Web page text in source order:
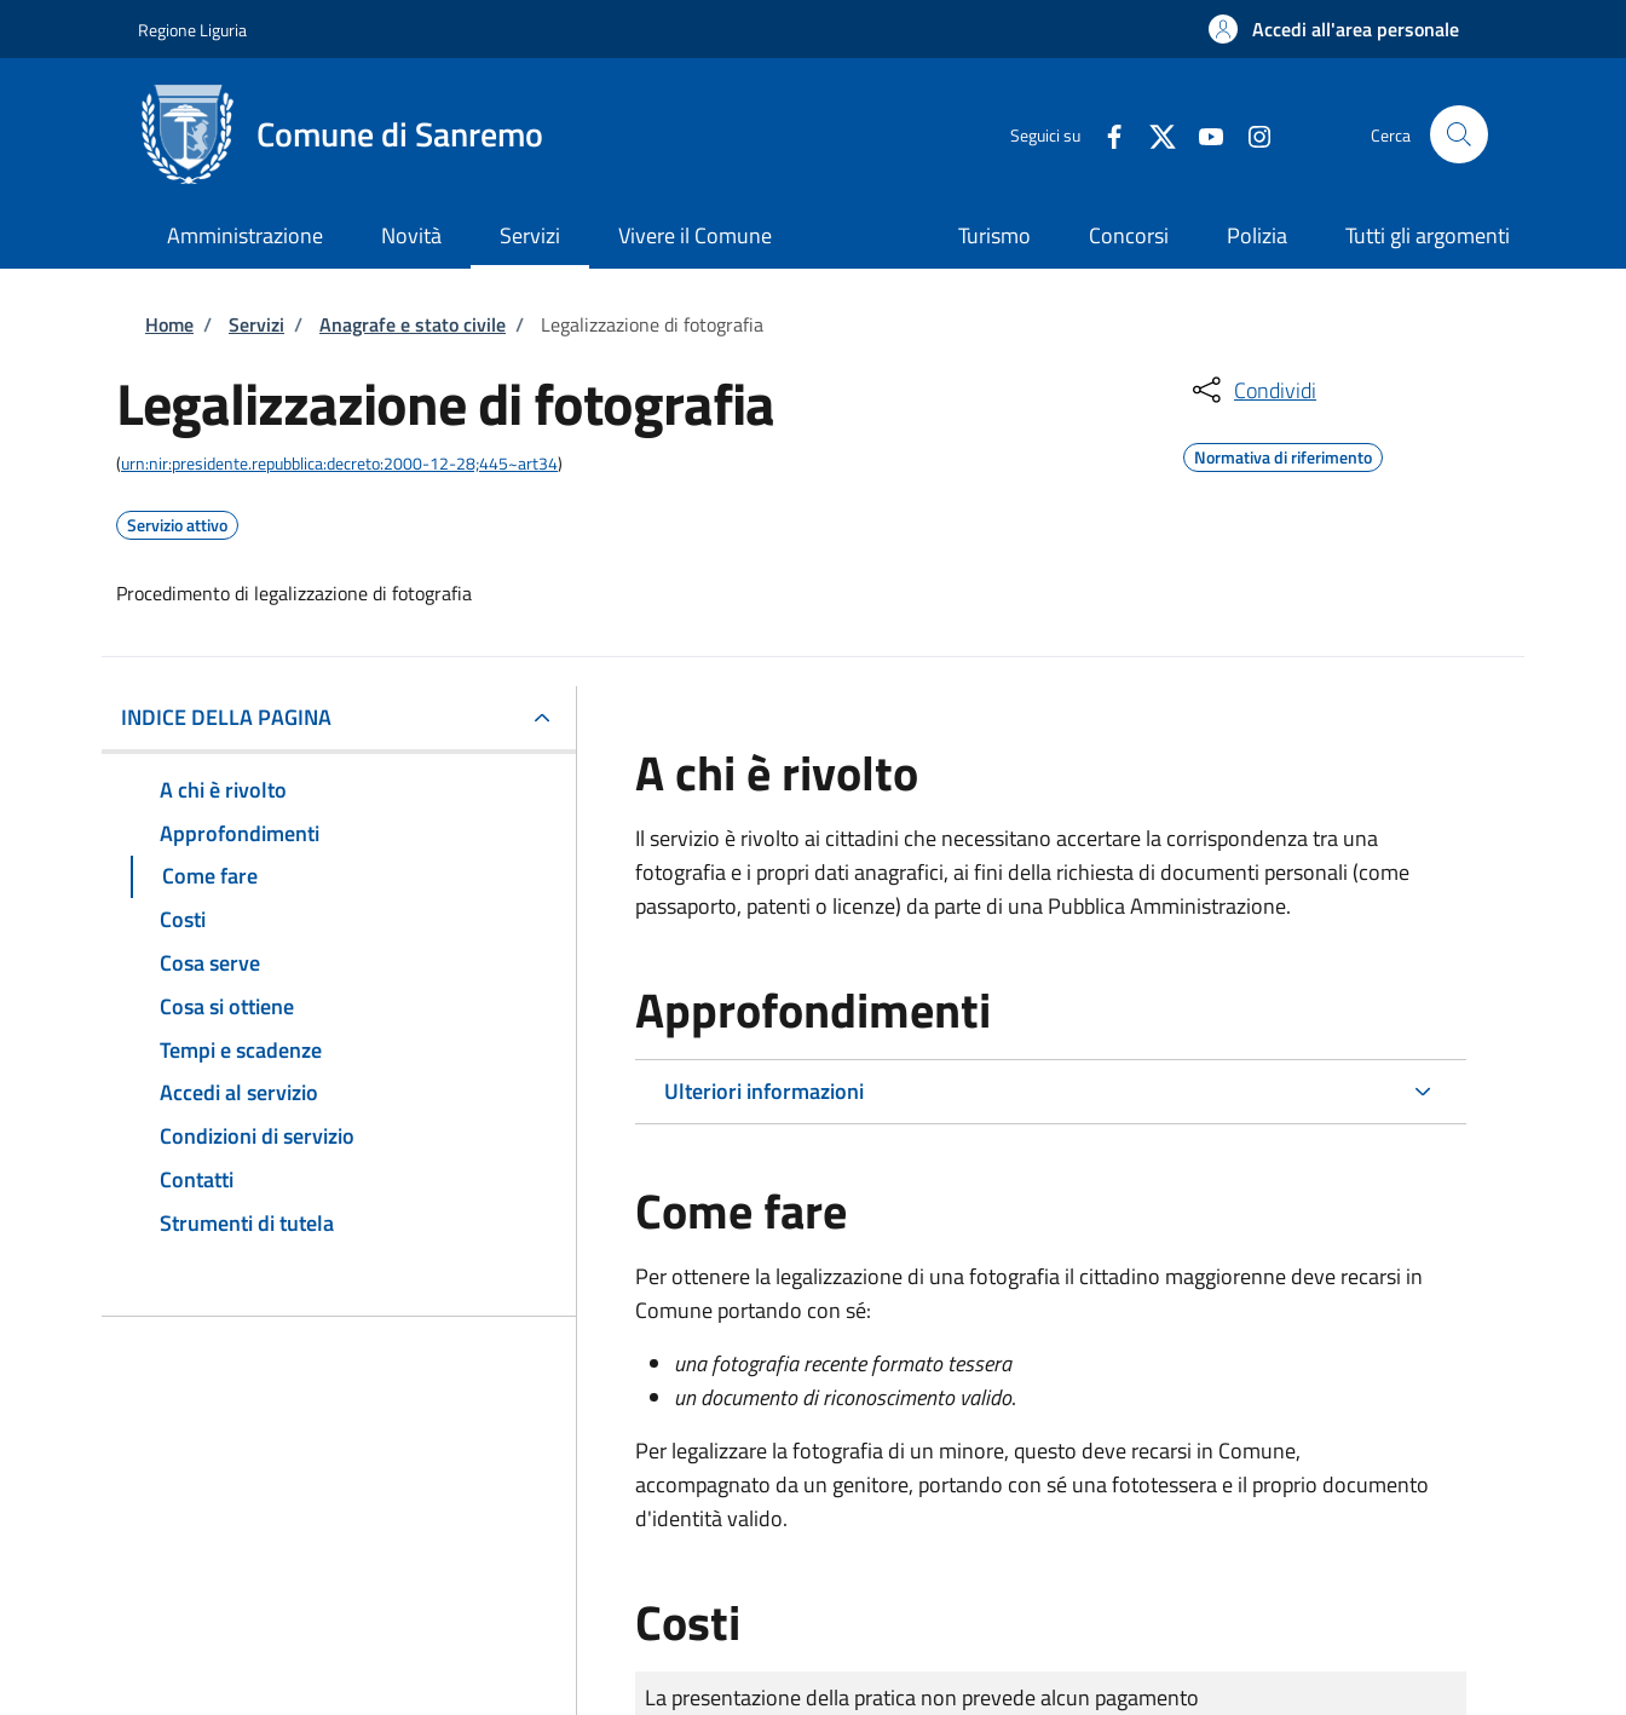
Regione Liguria Accedi all'area personale
Comune di Sanremo Seguici su Cerca
Amministrazione Novità Servizi Vivere il Comune Turismo Concorsi Polizia Tutti gli argomenti
Briciole di pane
Home / Servizi / Anagrafe e stato civile / Legalizzazione di fotografia
Legalizzazione di fotografia
(urn:nir:presidente.repubblica:decreto:2000-12-28;445~art34)
Servizio attivo
Procedimento di legalizzazione di fotografia
Condividi
Normativa di riferimento
INDICE DELLA PAGINA
A chi è rivolto
Approfondimenti
Come fare
Costi
Cosa serve
Cosa si ottiene
Tempi e scadenze
Accedi al servizio
Condizioni di servizio
Contatti
Strumenti di tutela
A chi è rivolto
Il servizio è rivolto ai cittadini che necessitano accertare la corrispondenza tra una
fotografia e i propri dati anagrafici, ai fini della richiesta di documenti personali (come
passaporto, patenti o licenze) da parte di una Pubblica Amministrazione.
Approfondimenti
Ulteriori informazioni
Come fare
Per ottenere la legalizzazione di una fotografia il cittadino maggiorenne deve recarsi in
Comune portando con sé:
una fotografia recente formato tessera
un documento di riconoscimento valido.
Per legalizzare la fotografia di un minore, questo deve recarsi in Comune,
accompagnato da un genitore, portando con sé una fototessera e il proprio documento
d'identità valido.
Costi
Tipo di pagamento
Importo
La presentazione della pratica non prevede alcun pagamento